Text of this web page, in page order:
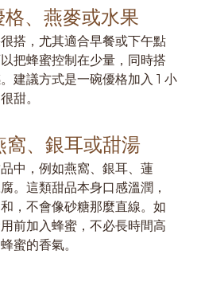
、燕麥或水果
搭，尤其適合早餐或下午點
把蜂蜜控制在少量，同時搭
建議方式是一碗優格加入 1 小
甜。
、銀耳或甜湯
中，例如燕窩、銀耳、蓮
。這類甜品本身口感溫潤，
，不會像砂糖那麼直線。如
前加入蜂蜜，不必長時間高
蜜的香氣。